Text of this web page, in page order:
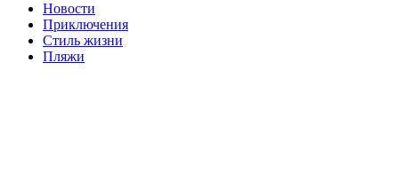
Новости
Приключения
Стиль жизни
Пляжи